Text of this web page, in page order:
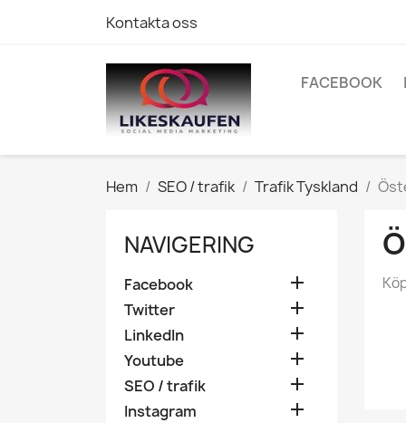
Kontakta oss
FACEBOOK
Hem SEO / trafik Trafik Tyskland
NAVIGERING
Facebook 
Twitter 
LinkedIn 
Youtube 
SEO / trafik 
Instagram 